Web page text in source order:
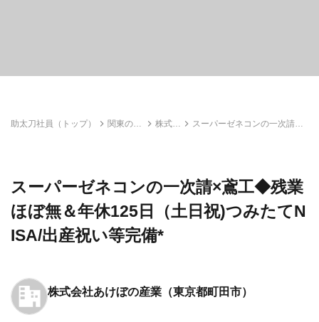
助太刀社員（トップ）
関東の建
株式会
スーパーゼネコンの一次請×
スーパーゼネコンの一次請×鳶工◆残業
ほぼ無＆年休125日（土日祝)つみたてN
ISA/出産祝い等完備*
株式会社あけぼの産業 （東京都町田市）